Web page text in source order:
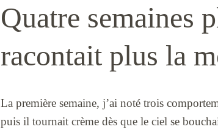
Quatre semaines
racontait plus la
La première semaine, j’ai noté trois
puis il tournait crème dès que le ciel se